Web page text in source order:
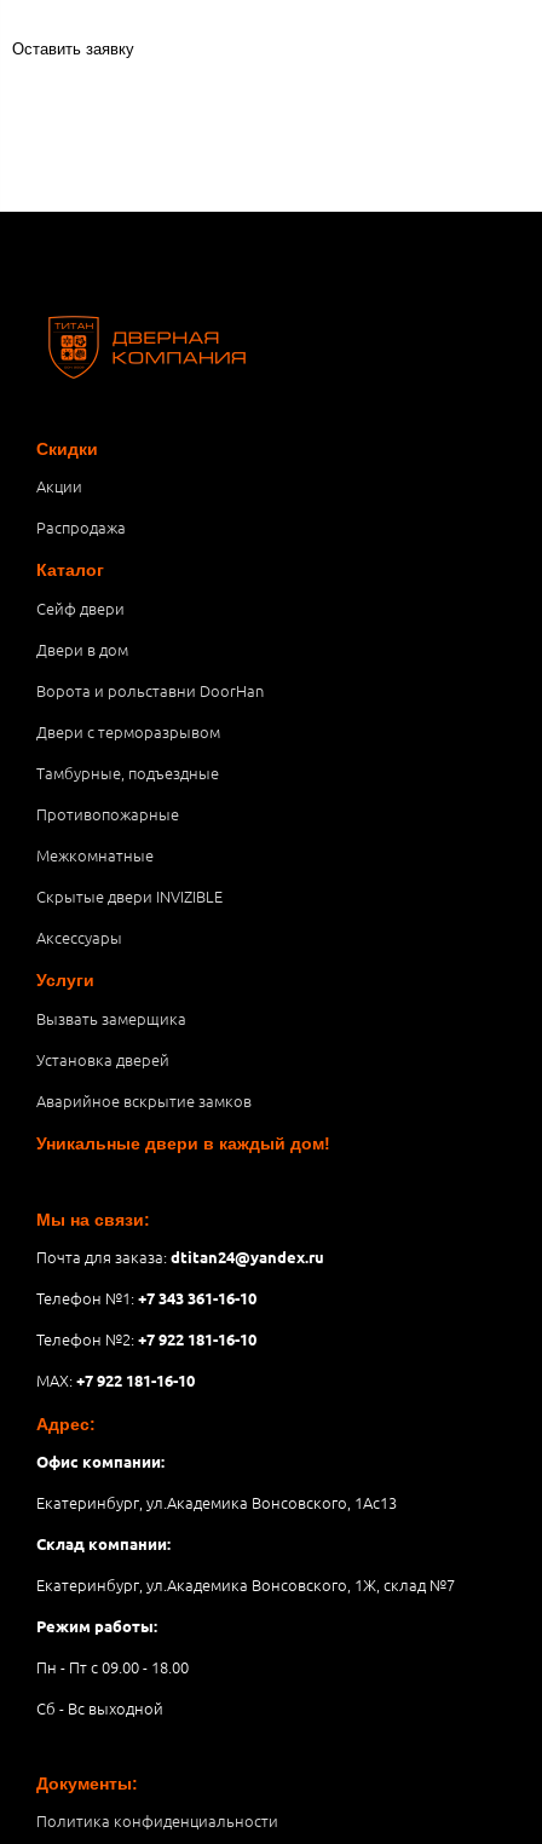
Оставить заявку
Скидки
Акции
Распродажа
Каталог
Сейф двери
Двери в дом
Ворота и рольставни DoorHan
Двери с терморазрывом
Тамбурные, подъездные
Противопожарные
Межкомнатные
Скрытые двери INVIZIBLE
Аксессуары
Услуги
Вызвать замерщика
Установка дверей
Аварийное вскрытие замков
Уникальные двери в каждый дом!
Мы на связи:
Почта для заказа:dtitan24@yandex.ru
Телефон №1:+7 343 361-16-10
Телефон №2:+7 922 181-16-10
MAX:+7 922 181-16-10
Адрес:
Офис компании:
Екатеринбург, ул.Академика Вонсовского, 1Аc13
Склад компании:
Екатеринбург, ул.Академика Вонсовского, 1Ж, склад №7
Режим работы:
Пн - Пт с 09.00 - 18.00
Сб - Вс выходной
Документы:
Политика конфиденциальности